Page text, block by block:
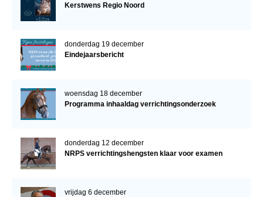
Kerstwens Regio Noord
donderdag 19 december
Eindejaarsbericht
woensdag 18 december
Programma inhaaldag verrichtingsonderzoek
donderdag 12 december
NRPS verrichtingshengsten klaar voor examen
vrijdag 6 december